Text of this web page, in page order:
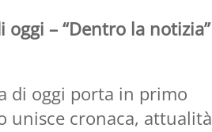
– “Dentro la notizia”
di oggi porta in primo
unisce cronaca, attualità